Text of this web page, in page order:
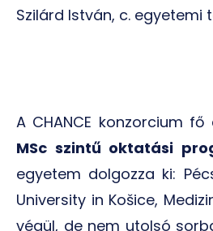
Szilárd István, c. egyetemi
A CHANCE konzorcium
MSc szintű oktatási
egyetem dolgozza ki:
University in Košice,
végül, de nem utolsó